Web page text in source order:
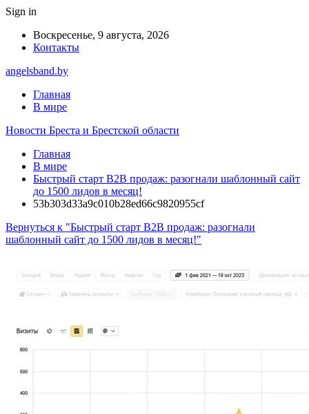
Sign in
Воскресенье, 9 августа, 2026
Контакты
angelsband.by
Главная
В мире
Новости Бреста и Брестской области
Главная
В мире
Быстрый старт B2B продаж: разогнали шаблонный сайт
до 1500 лидов в месяц!
53b303d33a9c010b28ed66c9820955cf
Вернуться к "Быстрый старт B2B продаж: разогнали
шаблонный сайт до 1500 лидов в месяц!"